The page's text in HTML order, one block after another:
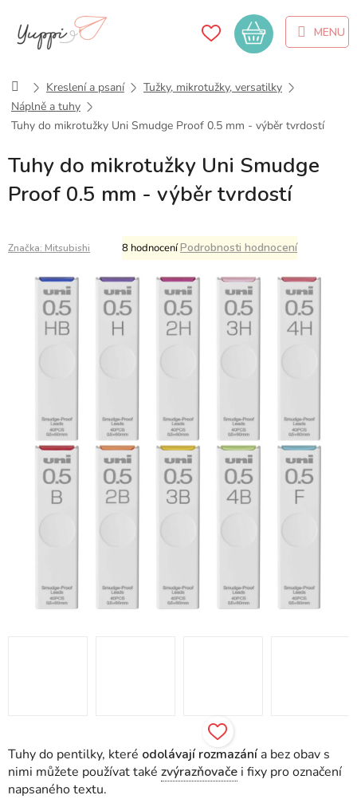
obsah
Nákupní
košík
DomůKreslení a psaní
Tužky, mikrotužky, versatilky
Náplně a tuhy
Tuhy do mikrotužky Uni Smudge Proof 0.5 mm - výběr tvrdostí
Tuhy do mikrotužky Uni Smudge
Proof 0.5 mm - výběr tvrdostí
Průměrné
hodnocení
produktu
je
5,0
z
5
8 hodnoceníPodrobnosti hodnocení
Značka: Mitsubishi
Tuhy do pentilky, které odolávají rozmazánía bez obav s
nimi můžete používat také zvýrazňovače i fixy pro označení
napsaného textu.